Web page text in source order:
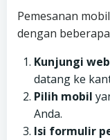
Pemesanan
dengan
Kunjungi
datang ke
Pilih mobil
Anda.
Isi formulir